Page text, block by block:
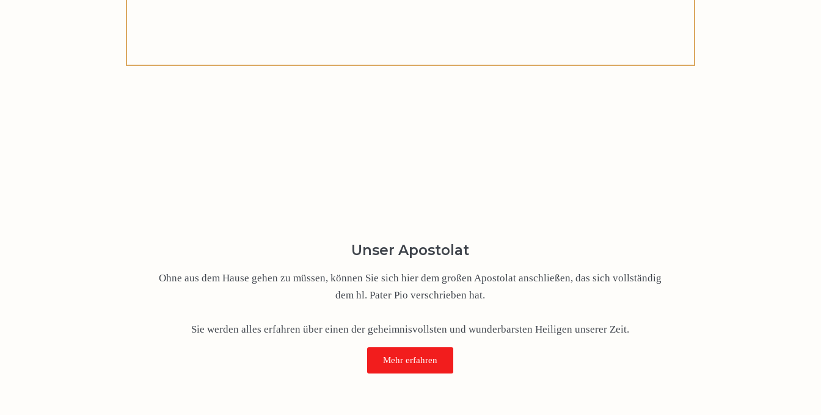
Unser Apostolat
Ohne aus dem Hause gehen zu müssen, können Sie sich hier dem großen Apostolat anschließen, das sich vollständig
dem hl. Pater Pio verschrieben hat.
Sie werden alles erfahren über einen der geheimnisvollsten und wunderbarsten Heiligen unserer Zeit.
Mehr erfahren